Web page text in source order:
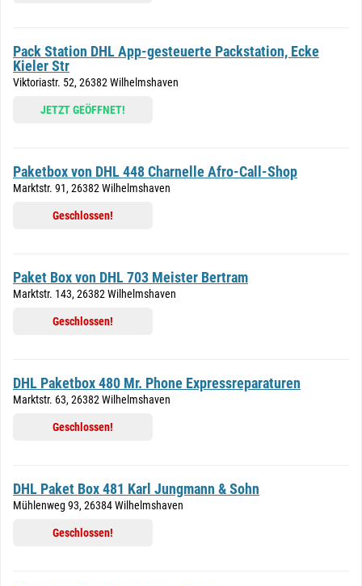
Pack Station DHL App-gesteuerte Packstation, Ecke
Kieler Str
Viktoriastr. 52, 26382 Wilhelmshaven
JETZT GEÖFFNET!
Paketbox von DHL 448 Charnelle Afro-Call-Shop
Marktstr. 91, 26382 Wilhelmshaven
Geschlossen!
Paket Box von DHL 703 Meister Bertram
Marktstr. 143, 26382 Wilhelmshaven
Geschlossen!
DHL Paketbox 480 Mr. Phone Expressreparaturen
Marktstr. 63, 26382 Wilhelmshaven
Geschlossen!
DHL Paket Box 481 Karl Jungmann & Sohn
Mühlenweg 93, 26384 Wilhelmshaven
Geschlossen!